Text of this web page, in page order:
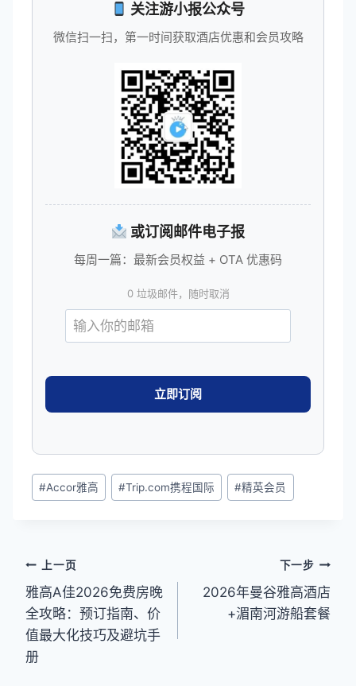
关注游小报公众号
微信扫一扫，第一时间获取酒店优惠和会员攻略
或订阅邮件电子报
每周一篇：最新会员权益 + OTA 优惠码
0 垃圾邮件，随时取消
文
章
#Accor雅高 #Trip.com携程国际 #精英会员
文
章
导
航
上一页
雅高A佳2026免费房晚
全攻略：预订指南、价
值最大化技巧及避坑手
册
下一步
2026年曼谷雅高酒店
+湄南河游船套餐